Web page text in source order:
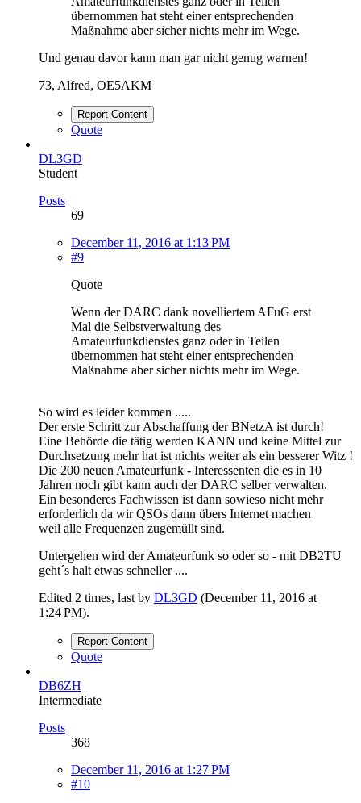
übernommen hat steht einer entsprechenden
Maßnahme aber sicher nichts mehr im Wege.
Und genau davor kann man gar nicht genug warnen!
73, Alfred, OE5AKM
Report Content
Quote
DL3GD
Student
Posts
69
December 11, 2016 at 1:13 PM
#9
Quote
Wenn der DARC dank novelliertem AFuG erst
Mal die Selbstverwaltung des
Amateurfunkdienstes ganz oder in Teilen
übernommen hat steht einer entsprechenden
Maßnahme aber sicher nichts mehr im Wege.
So wird es leider kommen .....
Der erste Schritt zur Abschaffung der BNetzA ist durch!
Eine Behörde die tätig werden KANN und keine Mittel zur
Durchsetzung mehr hat ist nichts weiter als ein besserer Witz !
Die 200 neuen Amateurfunk - Interessenten die es in 10
Jahren noch gibt kann auch der DARC selber verwalten.
Ein besonderes Fachwissen ist dann sowieso nicht mehr
erforderlich da wir QSOs dann übers Internet machen
weil alle Frequenzen zugemüllt sind.
Untergehen wird der Amateurfunk so oder so - mit DB2TU
geht´s halt etwas schneller ....
Edited 2 times, last by DL3GD (December 11, 2016 at
1:24 PM).
Report Content
Quote
DB6ZH
Intermediate
Posts
368
December 11, 2016 at 1:27 PM
#10